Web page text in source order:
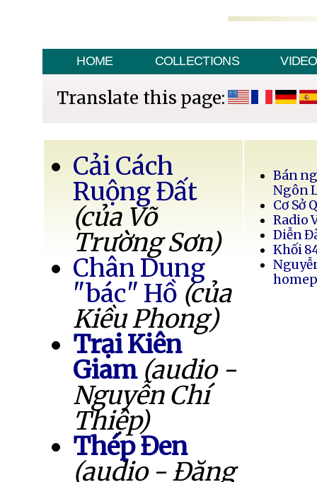
HOME COLLECTIONS VIDEO
Translate this page:
Cải Cách
Ruộng Đất
(của Võ
Trường Sơn)
Chân Dung
"bác" Hồ (của
Kiều Phong)
Trại Kiên
Giam (audio -
Nguyễn Chí
Thiệp)
Thép Đen
(audio - Đặng
Bán
Ngôn
Cơ Sở
Radio
Diễn
Khối